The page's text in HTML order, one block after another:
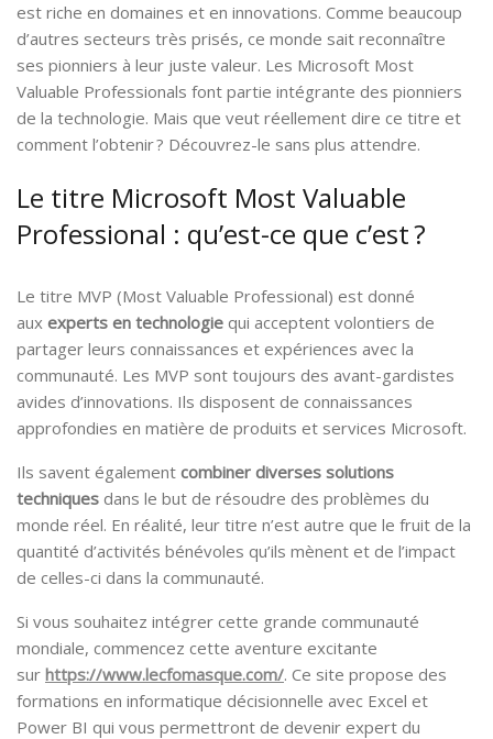
est riche en domaines et en innovations. Comme beaucoup
d’autres secteurs très prisés, ce monde sait reconnaître
ses pionniers à leur juste valeur. Les Microsoft Most
Valuable Professionals font partie intégrante des pionniers
de la technologie. Mais que veut réellement dire ce titre et
comment l’obtenir ? Découvrez-le sans plus attendre.
Le titre Microsoft Most Valuable
Professional : qu’est-ce que c’est ?
Le titre MVP (Most Valuable Professional) est donné
aux experts en technologie qui acceptent volontiers de
partager leurs connaissances et expériences avec la
communauté. Les MVP sont toujours des avant-gardistes
avides d’innovations. Ils disposent de connaissances
approfondies en matière de produits et services Microsoft.
Ils savent également combiner diverses solutions
techniques dans le but de résoudre des problèmes du
monde réel. En réalité, leur titre n’est autre que le fruit de la
quantité d’activités bénévoles qu’ils mènent et de l’impact
de celles-ci dans la communauté.
Si vous souhaitez intégrer cette grande communauté
mondiale, commencez cette aventure excitante
sur https://www.lecfomasque.com/. Ce site propose des
formations en informatique décisionnelle avec Excel et
Power BI qui vous permettront de devenir expert du